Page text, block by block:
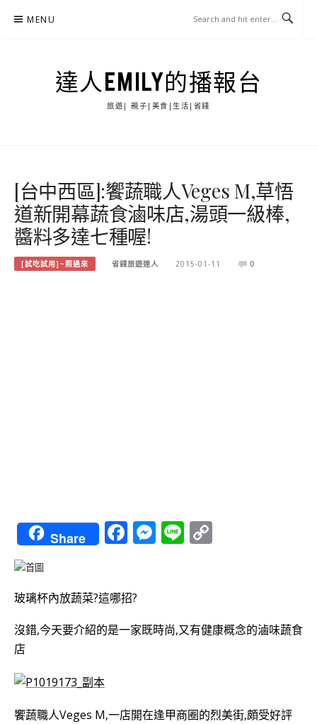
MENU
達人EMILY的播報台
旅遊| 親子|美食|生活|省錢
[台中西區]:饗蔬職人Veges M,草悟
道新開幕蔬食滷味店,湯頭一級棒,
醬料多達七種喔!
[試吃試用]~照過來 省錢旅遊達人 2015-01-11 0
Share Facebook
Messenger
Line
玻璃杯內放蔬菜?這哪招?
沒錯,今天要介紹的是一家既時尚,又有健康概念的滷味蔬食
店
饗蔬職人Veges M,一店開在逢甲商圈的烈美街,頗受好評